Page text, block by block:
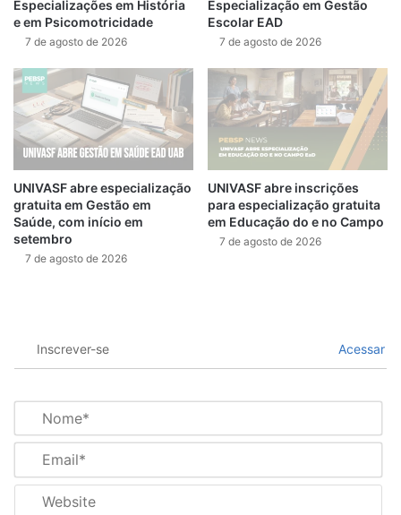
Especializações em História
e em Psicomotricidade
7 de agosto de 2026
Especialização em Gestão
Escolar EAD
7 de agosto de 2026
UNIVASF abre especialização
gratuita em Gestão em
Saúde, com início em
setembro
7 de agosto de 2026
UNIVASF abre inscrições
para especialização gratuita
em Educação do e no Campo
7 de agosto de 2026
Inscrever-se Acessar
m
*a